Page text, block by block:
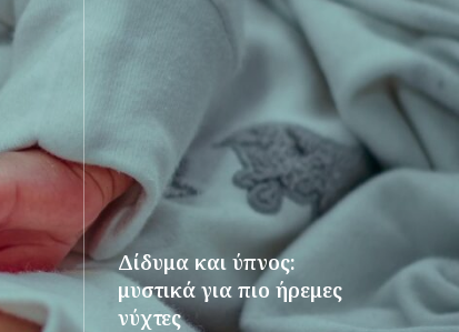
Δίδυμα και ύπνος:
μυστικά για πιο ήρεμες
νύχτες